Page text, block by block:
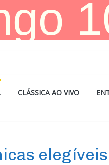
CLÁSSICA AO VIVO
elegíveis